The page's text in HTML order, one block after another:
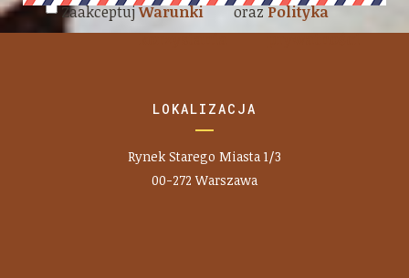
ZaakceptujWarunki
korzystania
orazPolityka
prywatności
LOKALIZACJA
Rynek Starego Miasta 1/3
00-272 Warszawa